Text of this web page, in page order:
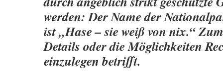
werden: Der Name der
ist „Hase – sie weiß von nix.“
Details oder die Möglichkeiten
einzulegen betrifft.